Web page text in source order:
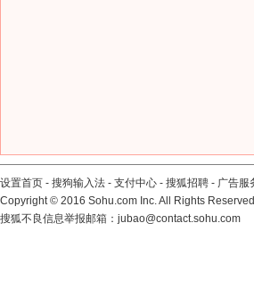
设置首页 - 搜狗输入法 - 支付中心 - 搜狐招聘 - 广告服
Copyright© 2016 Sohu.com Inc. All Rights
搜狐不良信息举报邮箱： jubao@contact.sohu.com